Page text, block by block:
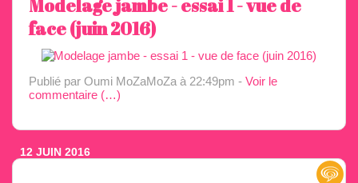
Modelage jambe - essai 1 - vue de
face (juin 2016)
Publié par Oumi MoZaMoZa à 22:49pm - Voir le
commentaire (…)
12 JUIN 2016